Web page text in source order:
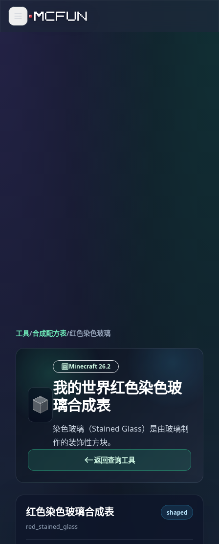
工具/合成配方表/红色染色玻璃
Minecraft 26.2
我的世界红色染色玻
璃合成表
染色玻璃（Stained Glass）是由玻璃制
作的装饰性方块。
返回查询工具
红色染色玻璃合成表
red_stained_glass
shaped